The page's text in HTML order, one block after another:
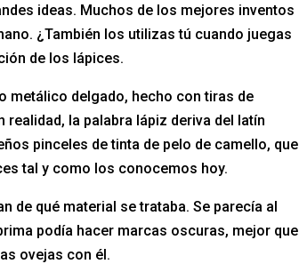
ideas. Muchos de los mejores inventos
¿También los utilizas tú cuando juegas
de los lápices.
metálico delgado, hecho con tiras de
la palabra lápiz deriva del latín
pinceles de tinta de pelo de camello, que
tal y como los conocemos hoy.
de qué material se trataba. Se parecía al
podía hacer marcas oscuras, mejor que
ovejas con él.